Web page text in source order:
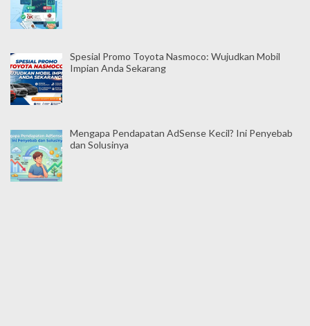
Spesial Promo Toyota Nasmoco: Wujudkan Mobil
Impian Anda Sekarang
Mengapa Pendapatan AdSense Kecil? Ini Penyebab
dan Solusinya